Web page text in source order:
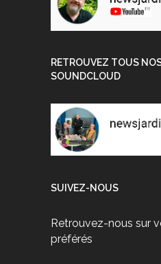
RETROUVEZ TOUS
SOUNDCLOUD
SUIVEZ-NOUS
Retrouvez-nous sur
préférés